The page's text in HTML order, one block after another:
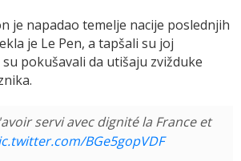
je napadao temelje nacije poslednjih
je Le Pen, a tapšali su joj
pokušavali da utišaju zvižduke
servi avec dignité la France et
BGe5gopVDF